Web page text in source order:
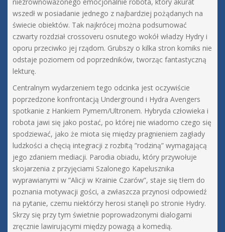
niezrównoważonego emocjonalnie robota, który akurat
wszedł w posiadanie jednego z najbardziej pożądanych na
świecie obiektów. Tak najkrócej można podsumować
czwarty rozdział crossoveru osnutego wokół władzy Hydry i
oporu przeciwko jej rządom. Grubszy o kilka stron komiks nie
odstaje poziomem od poprzedników, tworząc fantastyczną
lekturę.
Centralnym wydarzeniem tego odcinka jest oczywiście
poprzedzone konfrontacją Underground i Hydra Avengers
spotkanie z Hankiem Pymem/Ultronem. Hybryda człowieka i
robota jawi się jako postać, po której nie wiadomo czego się
spodziewać, jako że miota się między pragnieniem zagłady
ludzkości a chęcią integracji z rozbitą ”rodziną” wymagającą
jego zdaniem mediacji. Parodia obiadu, który przywołuje
skojarzenia z przyjęciami Szalonego Kapelusznika
wyprawianymi w ”Alicji w Krainie Czarów”, staje się tłem do
poznania motywacji gości, a zwłaszcza przynosi odpowiedź
na pytanie, czemu niektórzy herosi stanęli po stronie Hydry.
Skrzy się przy tym świetnie poprowadzonymi dialogami
zręcznie lawirującymi między powagą a komedią.